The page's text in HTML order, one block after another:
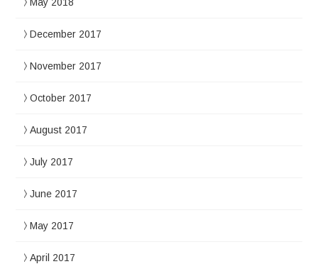
December 2017
November 2017
October 2017
August 2017
July 2017
June 2017
May 2017
April 2017